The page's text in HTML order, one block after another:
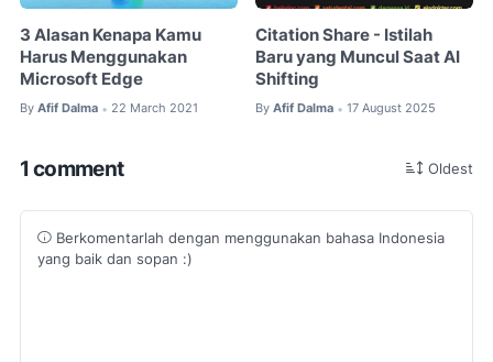
3 Alasan Kenapa Kamu
Harus Menggunakan
Microsoft Edge
By Afif Dalma • 22 March 2021
Citation Share - Istilah
Baru yang Muncul Saat AI
Shifting
By Afif Dalma • 17 August 2025
1 comment Oldest
Berkomentarlah dengan menggunakan bahasa Indonesia
yang baik dan sopan :)